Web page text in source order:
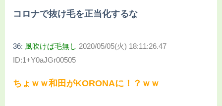
コロナで抜け毛を正当化するな
36: 風吹けば毛無し 2020/05/05(火) 18:11:26.47
ID:1+Y0aJGr00505
ちょｗｗ和田がKORONAに！？ｗｗ